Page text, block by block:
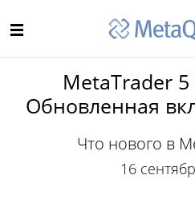
MetaTrader
Обновленная
Что нового в
16